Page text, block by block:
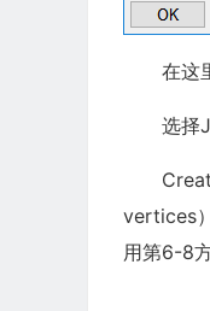
在这
选择
vertices
用第6-8方